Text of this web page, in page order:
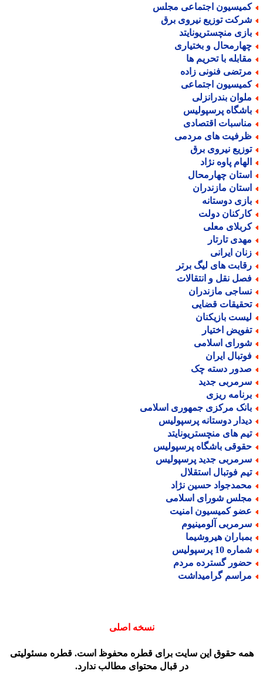
اجتماعی مجلس
توزیع نیروی برق
منچستریونایتد
و بختیاری
با تحریم ها
فنونی زاده
اجتماعی
بندرانزلی
پرسپولیس
اقتصادی
های مردمی
نیروی برق
پاوه نژاد
چهارمحال
مازندران
دوستانه
دولت
معلی
تارتار
ایرانی
های لیگ برتر
نقل و انتقالات
مازندران
قضایی
بازیکنان
اختیار
اسلامی
ایران
دسته چک
جدید
ریزی
مرکزی جمهوری اسلامی
دوستانه پرسپولیس
های منچستریونایتد
باشگاه پرسپولیس
جدید پرسپولیس
فوتبال استقلال
حسین نژاد
شورای اسلامی
کمیسیون امنیت
آلومینیوم
هیروشیما
10 پرسپولیس
گسترده مردم
گرامیداشت
نسخه اصلی
حقوق این سایت برای قطره محفوظ است. قطره مسئولیتی
در قبال محتوای مطالب ندارد.